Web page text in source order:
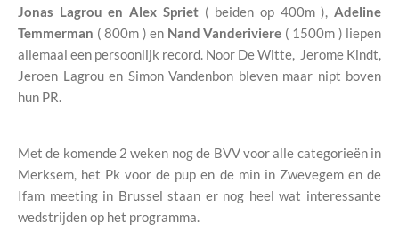
Jonas Lagrou en Alex Spriet( beiden op 400m ),Adeline
Temmerman ( 800m ) en Nand Vanderiviere ( 1500m ) liepen
allemaal een persoonlijk record. Noor De Witte, Jerome Kindt,
Jeroen Lagrou en Simon Vandenbon bleven maar nipt boven
hun PR.
Met de komende 2 weken nog de BVV voor alle categorieën in
Merksem, het Pk voor de pup en de min in Zwevegem en de
Ifam meeting in Brussel staan er nog heel wat interessante
wedstrijden op het programma.